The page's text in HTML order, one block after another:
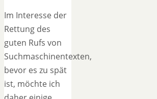
Im Interesse der
Rettung des
guten Rufs von
Suchmaschinentexten,
bevor es zu spät
ist, möchte ich